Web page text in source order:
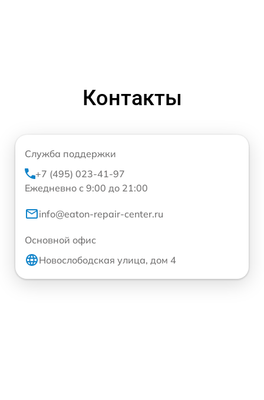
Контакты
Служба поддержки
+7 (495) 023-41-97
Ежедневно с 9:00 до 21:00
info@eaton-repair-center.ru
Основной офис
Новослободская улица, дом 4